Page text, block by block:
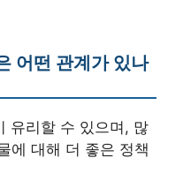
어떤 관계가 있나
유리할 수 있으며, 많
에 대해 더 좋은 정책